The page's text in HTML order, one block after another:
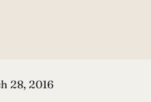
28, 2016